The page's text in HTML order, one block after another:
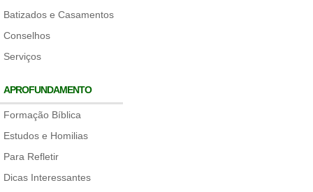
Batizados e Casamentos
Conselhos
Serviços
APROFUNDAMENTO
Formação Bíblica
Estudos e Homilias
Para Refletir
Dicas Interessantes